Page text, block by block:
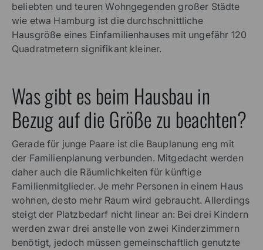
beliebten und teuren Wohngegenden großer Städte
wie etwa Hamburg ist die durchschnittliche
Hausgröße eines Einfamilienhauses mit ungefähr 120
Quadratmetern signifikant kleiner.
Was gibt es beim Hausbau in
Bezug auf die Größe zu beachten?
Gerade für junge Paare ist die Bauplanung eng mit
der Familienplanung verbunden. Mitgedacht werden
daher auch die Räumlichkeiten für künftige
Familienmitglieder. Je mehr Personen in einem Haus
wohnen, desto mehr Raum wird gebraucht. Allerdings
steigt der Platzbedarf nicht linear an: Bei drei Kindern
werden zwar drei anstelle von zwei Kinderzimmern
benötigt, jedoch müssen gemeinschaftlich genutzte